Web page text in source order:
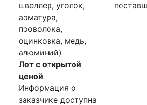
швеллер, уголок,
арматура,
проволока,
оцинковка, медь,
алюминий)
Лот с открытой
ценой
Информация о
заказчике доступна